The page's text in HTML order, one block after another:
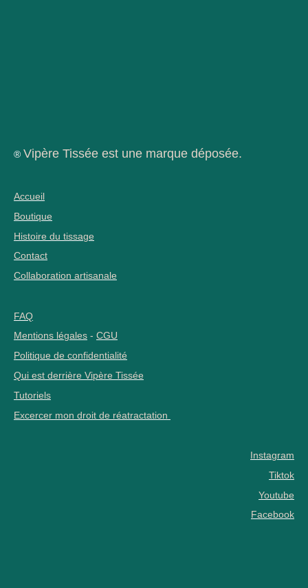
® Vipère Tissée est une marque déposée.
Accueil
Boutique
Histoire du tissage
Contact
Collaboration artisanale
FAQ
Mentions légales - CGU
Politique de confidentialité
Qui est derrière Vipère Tissée
Tutoriels
Excercer mon droit de réatractation
Instagram
Tiktok
Youtube
Facebook